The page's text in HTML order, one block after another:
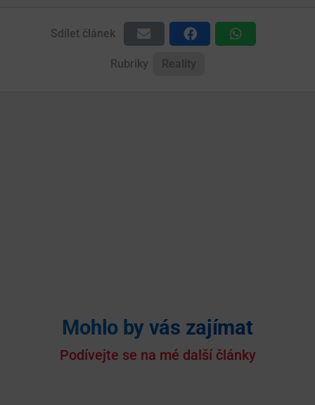
Sdílet článek
Rubriky
Mohlo by vás zajímat
Podívejte se na mé další články